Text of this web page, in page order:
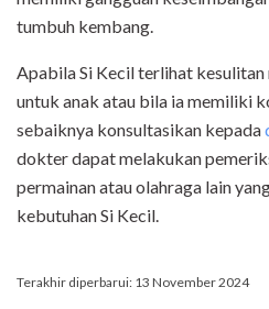
tumbuh kembang.
Apabila Si Kecil terlihat
untuk anak atau bila ia memiliki
sebaiknya konsultasikan kepada
dokter dapat melakukan
permainan atau olahraga lain
kebutuhan Si Kecil.
Terakhir diperbarui: 13 November 2024